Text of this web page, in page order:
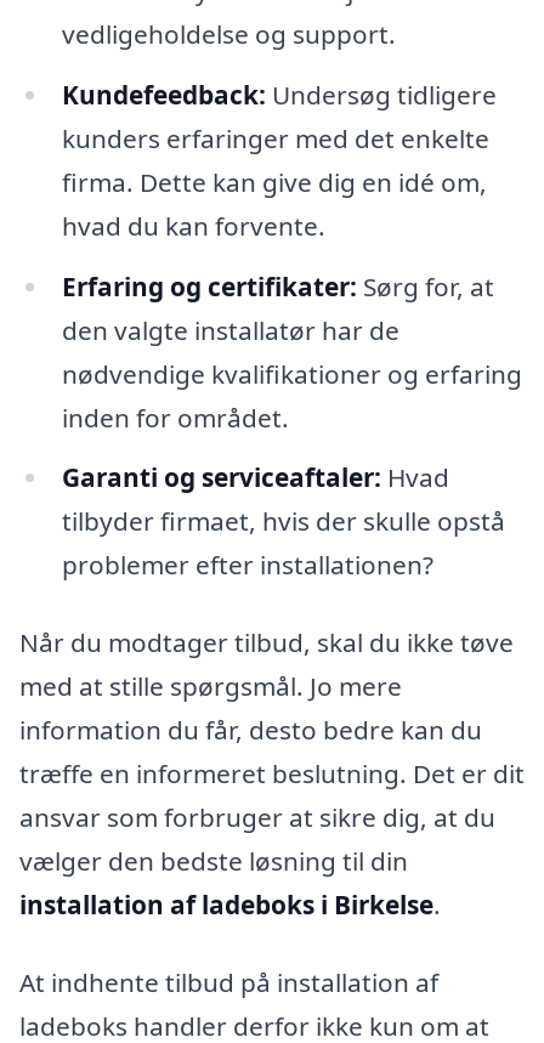
vedligeholdelse og support.
Kundefeedback: Undersøg tidligere
kunders erfaringer med det enkelte
firma. Dette kan give dig en idé om,
hvad du kan forvente.
Erfaring og certifikater: Sørg for, at
den valgte installatør har de
nødvendige kvalifikationer og erfaring
inden for området.
Garanti og serviceaftaler: Hvad
tilbyder firmaet, hvis der skulle opstå
problemer efter installationen?
Når du modtager tilbud, skal du ikke tøve
med at stille spørgsmål. Jo mere
information du får, desto bedre kan du
træffe en informeret beslutning. Det er dit
ansvar som forbruger at sikre dig, at du
vælger den bedste løsning til din
installation af ladeboks i Birkelse.
At indhente tilbud på installation af
ladeboks handler derfor ikke kun om at